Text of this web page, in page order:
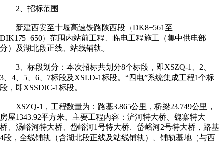
2、招标范围
新建西安至十堰高速铁路陕西段（DK8+561至
DIK175+650）范围内站前工程、临电工程施工（集中供电部
分）及湖北段正线、站线铺轨。
3、标段划分：本次招标共划分8个标段，即XSZQ-1、2、
3、4、5、6、7标段及XSLD-1标段。“四电”系统集成工程1个标
段，即XSSDJC-1标段。
XSZQ-1，工程数量为：路基3.865公里，桥梁23.749公里，
房屋1343.92平方米。主要工程内容：浐河特大桥、魏寨特大
桥、汤峪河特大桥、岱峪河1号特大桥、岱峪河2号特大桥，路基
4段，全线铺轨（含湖北段正线及站线铺轨）、铺轨基地（与西